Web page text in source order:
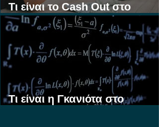
Τι είναι το Cash Out στο
Στοίχημα;
Τι είναι η Γκανιότα στο